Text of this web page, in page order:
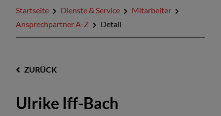
Startseite Dienste & Service
Mitarbeiter
Ansprechpartner A-Z
Detail
ZURÜCK
Ulrike Iff-Bach